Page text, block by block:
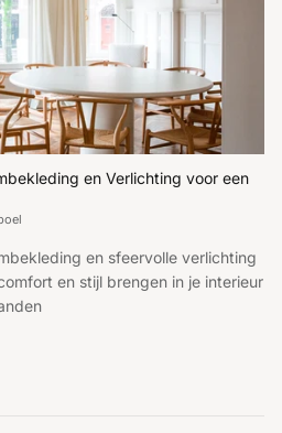
en Verlichting voor een
en sfeervolle verlichting
en stijl brengen in je interieur